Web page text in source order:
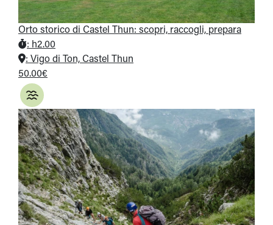
Orto storico di Castel Thun: scopri, raccogli, prepara
: h2.00
: Vigo di Ton, Castel Thun
50.00€